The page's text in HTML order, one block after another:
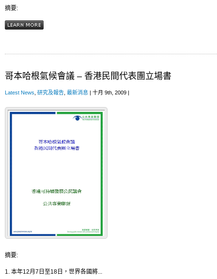
摘要:
哥本哈根氣候會議 – 香港民間代表團立場書
Latest News 研究及報告 最新消息 | 十月 9th, 2009 |
摘要:
1. 本年12月7日至18日，世界各國將...